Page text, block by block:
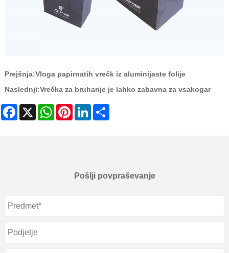
Prejšnja:Vloga papirnatih vrečk iz aluminijaste folije
Naslednji:Vrečka za bruhanje je lahko zabavna za vsakogar
Facebook
X WhatsAppPinterestLinkedIn
Pošlji povpraševanje